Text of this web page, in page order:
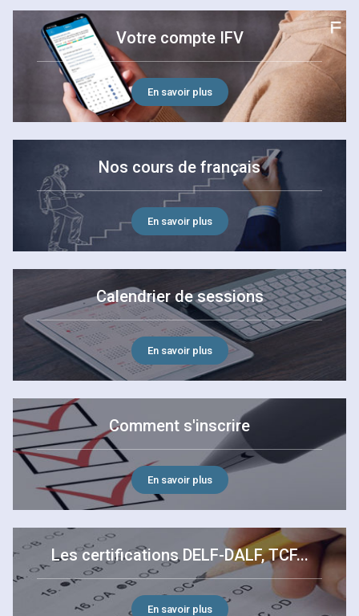
Session 5 12/10
Votre compte IFV
En savoir plus
Nos cours de français
En savoir plus
Calendrier de sessions
En savoir plus
Comment s'inscrire
En savoir plus
Les certifications DELF-DALF, TCF...
En savoir plus